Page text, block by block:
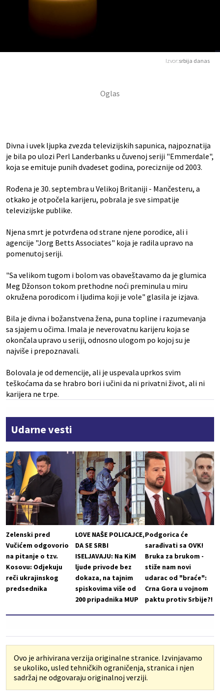
Izvor:srbija danas
Divna i uvek ljupka zvezda televizijskih sapunica, najpoznatija
je bila po ulozi Perl Landerbanks u čuvenoj seriji "Emmerdale",
koja se emituje punih dvadeset godina, poreciznije od 2003.
Rođena je 30. septembra u Velikoj Britaniji - Mančesteru, a
otkako je otpočela karijeru, pobrala je sve simpatije
televizijske publike.
Njena smrt je potvrđena od strane njene porodice, ali i
agencije "Jorg Betts Associates" koja je radila upravo na
pomenutoj seriji.
"Sa velikom tugom i bolom vas obaveštavamo da je glumica
Meg Džonson tokom prethodne noći preminula u miru
okružena porodicom i ljudima koji je vole" glasila je izjava.
Bila je divna i božanstvena žena, puna topline i razumevanja
sa sjajem u očima. Imala je neverovatnu karijeru koja se
okončala upravo u seriji, odnosno ulogom po kojoj su je
najviše i prepoznavali.
Bolovala je od demencije, ali je uspevala uprkos svim
teškoćama da se hrabro bori i učini da ni privatni život, ali ni
karijera ne trpe.
Udarne vesti
Zelenski pred
Vučićem odgovorio
na pitanje o tzv.
Kosovu: Odjekuju
reči ukrajinskog
predsednika
LOVE NAŠE POLICAJCE,
DA SE SRBI
ISELJAVAJU: Na KiM
ljude privode bez
dokaza, na tajnim
spiskovima više od
200 pripadnika MUP
Podgorica će
sarađivati sa OVK!
Bruka za brukom -
stiže nam novi
udarac od "braće":
Crna Gora u vojnom
paktu protiv Srbije?!
Ovo je arhivirana verzija originalne stranice. Izvinjavamo
se ukoliko, usled tehničkih ograničenja, stranica i njen
sadržaj ne odgovaraju originalnoj verziji.